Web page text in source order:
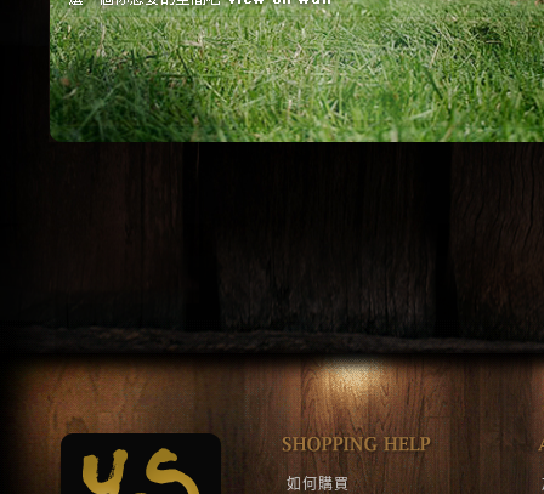
紅磚
紅磚牆的原始感，配
上工業風傢俱。(場
景：摩登波麗 提供)
簡單
一張簡單的椅
幅不簡單的畫
子：摩登波麗
如何購買